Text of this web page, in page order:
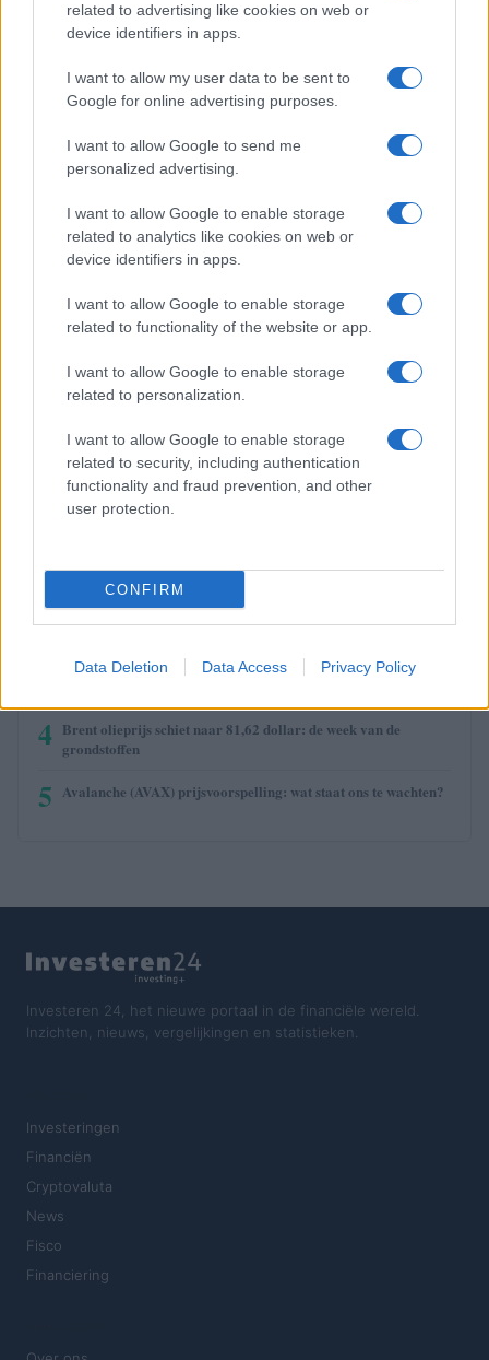
related to advertising like cookies on web or
device identifiers in apps.
I want to allow my user data to be sent to
Google for online advertising purposes.
I want to allow Google to send me
personalized advertising.
I want to allow Google to enable storage
related to analytics like cookies on web or
device identifiers in apps.
I want to allow Google to enable storage
related to functionality of the website or app.
I want to allow Google to enable storage
related to personalization.
I want to allow Google to enable storage
related to security, including authentication
functionality and fraud prevention, and other
user protection.
CONFIRM
Data Deletion Data Access Privacy Policy
FibSwap DEX
(KPK ETH PRIME)
Bitcoin
(BTC)
$64,973.00
Ethereum
(ETH)
$1,919.60
kpk ETH Yield $2,031.88
MEEST GELEZEN
1
de toekomst?
2 De kracht van lange termijn houders
Risico’s en kansen in de valutahandel
4 Brent olieprijs schiet naar 81,62 dollar: de week van de
grondstoffen
5 Avalanche (AVAX) prijsvoorspelling: wat staat ons te wachten?
Investeren 24, het nieuwe portaal in de financiële wereld.
Inzichten, nieuws, vergelijkingen en statistieken.
Investeringen
Financiën
Cryptovaluta
News
Fisco
Financiering